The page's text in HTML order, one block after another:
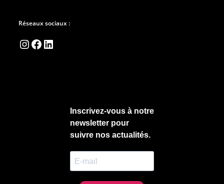
Réseaux sociaux :
Instagram
Facebook
LinkedIn